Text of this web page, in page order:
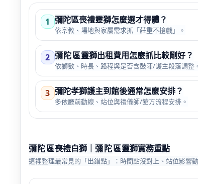
1 彌陀區喪禮靈獅怎麼選才得體？
依宗教、場地與家屬需求抓「莊重不搶戲」。
2 彌陀區靈獅出租費用怎麼抓比較剛好？
依獅數、時長、路程與是否含鼓陣/護主段落調整
3 彌陀孝獅護主到館後通常怎麼安排？
多依廳前動線、站位與禮儀師/館方流程安排。
彌陀區喪禮白獅 ｜彌陀區靈獅實務重點
這裡整理最常見的「出錯點」：時間點沒對上、站位影響